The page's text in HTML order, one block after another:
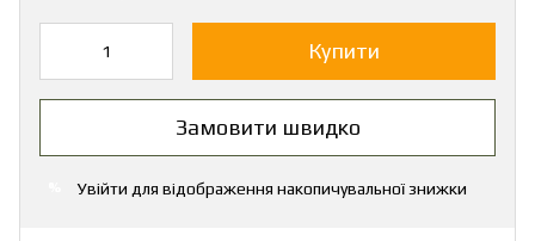
Купити
Замовити швидко
Увійти для відображення накопичувальної знижки